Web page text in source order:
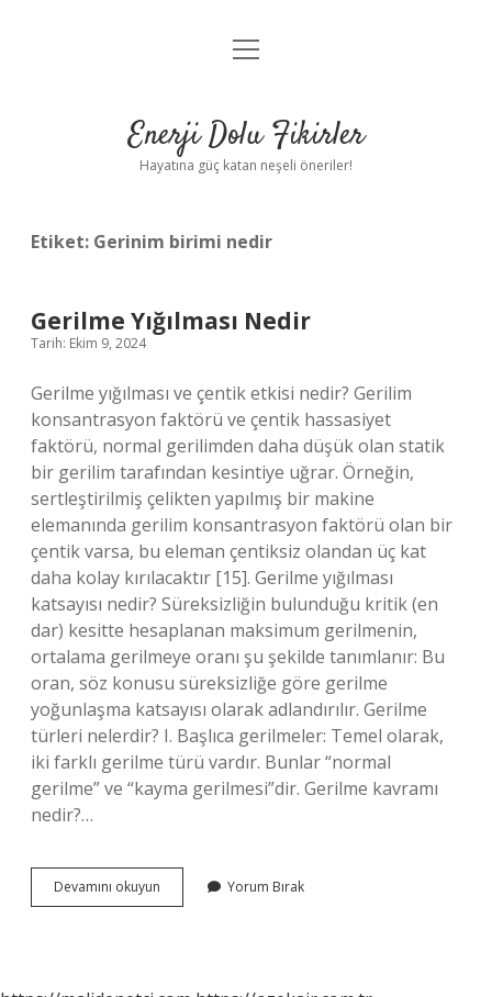
Anasayfa
Yasal Uyarı
menüyü
Enerji Dolu Fikirler
Hayatına güç katan neşeli öneriler!
Etiket: Gerinim birimi nedir
Gerilme Yığılması Nedir
Tarih: Ekim 9, 2024
Gerilme yığılması ve çentik etkisi nedir? Gerilim
konsantrasyon faktörü ve çentik hassasiyet
faktörü, normal gerilimden daha düşük olan statik
bir gerilim tarafından kesintiye uğrar. Örneğin,
sertleştirilmiş çelikten yapılmış bir makine
elemanında gerilim konsantrasyon faktörü olan bir
çentik varsa, bu eleman çentiksiz olandan üç kat
daha kolay kırılacaktır [15]. Gerilme yığılması
katsayısı nedir? Süreksizliğin bulunduğu kritik (en
dar) kesitte hesaplanan maksimum gerilmenin,
ortalama gerilmeye oranı şu şekilde tanımlanır: Bu
oran, söz konusu süreksizliğe göre gerilme
yoğunlaşma katsayısı olarak adlandırılır. Gerilme
türleri nelerdir? I. Başlıca gerilmeler: Temel olarak,
iki farklı gerilme türü vardır. Bunlar “normal
gerilme” ve “kayma gerilmesi”dir. Gerilme kavramı
nedir?…
Devamını okuyun Gerilme
Yığılması
Yorum Bırak